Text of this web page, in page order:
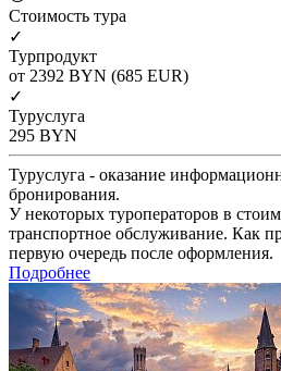
Cтоимость тура
✓
Турпродукт
от 2392 BYN (685 EUR)
✓
Туруслуга
295 BYN
Туруслуга - оказание
бронирования.
У некоторых туроператоров в
транспортное обслуживание. Как
первую очередь после оформления.
Подробнее